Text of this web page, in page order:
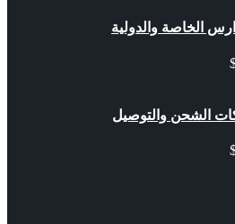
الخاصة والدولية
الشحن والتوصيل